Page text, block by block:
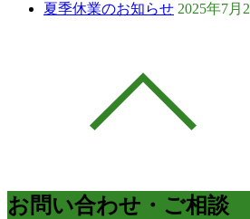
夏季休業のお知らせ 2025年7月
お問い合わせ・ご相談